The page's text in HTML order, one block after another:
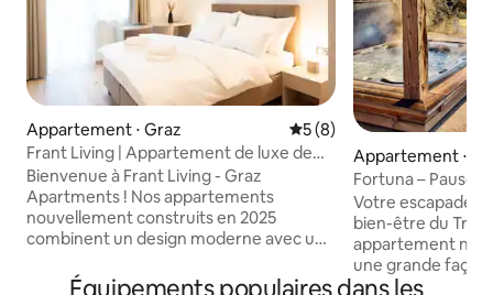
Appartement ⋅ Graz Évaluation moyenne sur
5 (8)
Frant Living | Appartement de luxe de
78 m² avec balcon
Bienvenue à Frant Living - Graz
Apartments ! Nos appartements
nouvellement construits en 2025
combinent un design moderne avec une
que vous vous sentirez comme chez
Appartement ⋅
n bei Graz
Fortuna – Pause
vue sur la nature
Votre escapade à
bien-être du
appartement
une grande
français avec vue